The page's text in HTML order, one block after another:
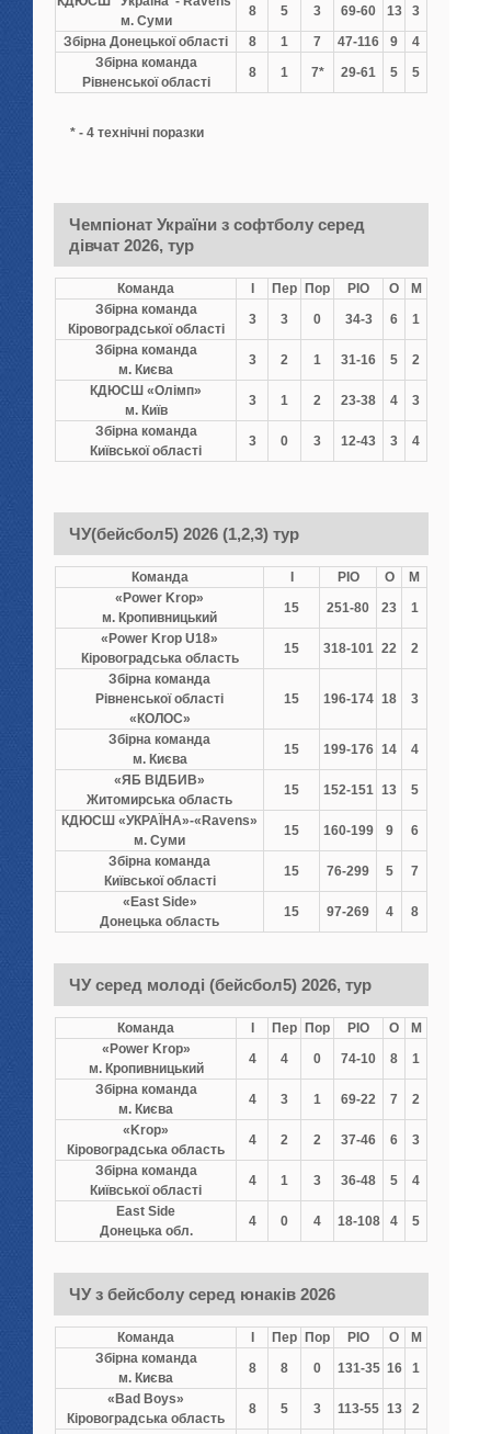
м. Суми
8 5 3 69-60 13
3
Збірна Донецької області
8 1 7 47-116 9
4
Збірна команда
Рівненської області
8 1 7* 29-61 5 5
* - 4 технічні поразки
Чемпіонат України з софтболу серед
дівчат 2026, тур
Команда Пер Пор РІО О
М
Збірна команда
Кіровоградської області
3 3 0 34-3 6
1
Збірна команда
м. Києва
3 2 1 31-16 5
2
КДЮСШ «Олімп»
м. Київ
3 1 2 23-38 4
3
Збірна команда
Київської області
3 0 3 12-43 3 4
ЧУ(бейсбол5) 2026 (1,2,3) тур
Команда РІО О
М
«Power Krop»
м. Кропивницький
15 251-80 23
1
«Power Krop U18»
Кіровоградська область
15 318-101 22
2
Збірна команда
Рівненської області
«КОЛОС»
15 196-174 18 3
Збірна команда
м. Києва
15 199-176 14
4
«ЯБ ВІДБИВ»
Житомирська область
15 152-151 13
5
КДЮСШ «УКРАЇНА»-«Ravens»
м. Суми
15 160-199 9
6
Збірна команда
Київської області
15 76-299 5
7
«East Side»
Донецька область
15 97-269 4 8
ЧУ серед молоді (бейсбол5) 2026, тур
Команда Пер Пор РІО О
М
«Power Krop»
м. Кропивницький
4 4 0 74-10 8
1
Збірна команда
м. Києва
4 3 1 69-22 7
2
«Krop»
Кіровоградська область
4 2 2 37-46 6
3
Збірна команда
Київської області
4 1 3 36-48 5
4
East Side
Донецька обл.
4 0 4 18-108 4 5
ЧУ з бейсболу серед юнаків 2026
Команда Пер Пор РІО О
М
Збірна команда
м. Києва
8 8 0 131-35 16
1
«Bad Boys»
Кіровоградська область
8 5 3 113-55 13
2